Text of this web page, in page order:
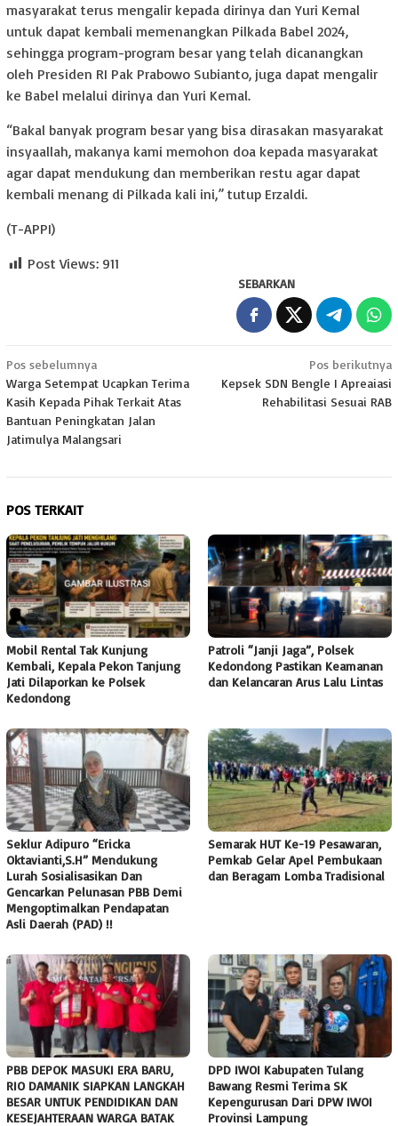
masyarakat terus mengalir kepada dirinya dan Yuri Kemal
untuk dapat kembali memenangkan Pilkada Babel 2024,
sehingga program-program besar yang telah dicanangkan
oleh Presiden RI Pak Prabowo Subianto, juga dapat mengalir
ke Babel melalui dirinya dan Yuri Kemal.
“Bakal banyak program besar yang bisa dirasakan masyarakat
insyaallah, makanya kami memohon doa kepada masyarakat
agar dapat mendukung dan memberikan restu agar dapat
kembali menang di Pilkada kali ini,” tutup Erzaldi.
(T-APPI)
Post Views: 911
SEBARKAN
Navigasi
pos
Pos sebelumnya
Warga Setempat Ucapkan Terima
Kasih Kepada Pihak Terkait Atas
Bantuan Peningkatan Jalan
Jatimulya Malangsari
Pos berikutnya
Kepsek SDN Bengle I Apreaiasi
Rehabilitasi Sesuai RAB
POS TERKAIT
Mobil Rental Tak Kunjung
Kembali, Kepala Pekon Tanjung
Jati Dilaporkan ke Polsek
Kedondong
Patroli “Janji Jaga”, Polsek
Kedondong Pastikan Keamanan
dan Kelancaran Arus Lalu Lintas
Seklur Adipuro “Ericka
Oktavianti,S.H” Mendukung
Lurah Sosialisasikan Dan
Gencarkan Pelunasan PBB Demi
Mengoptimalkan Pendapatan
Asli Daerah (PAD) !!
Semarak HUT Ke-19 Pesawaran,
Pemkab Gelar Apel Pembukaan
dan Beragam Lomba Tradisional
PBB DEPOK MASUKI ERA BARU,
RIO DAMANIK SIAPKAN LANGKAH
BESAR UNTUK PENDIDIKAN DAN
KESEJAHTERAAN WARGA BATAK
DPD IWOI Kabupaten Tulang
Bawang Resmi Terima SK
Kepengurusan Dari DPW IWOI
Provinsi Lampung ‎